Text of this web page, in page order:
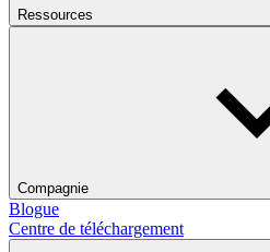
Ressources
Compagnie
Blogue
Centre de téléchargement